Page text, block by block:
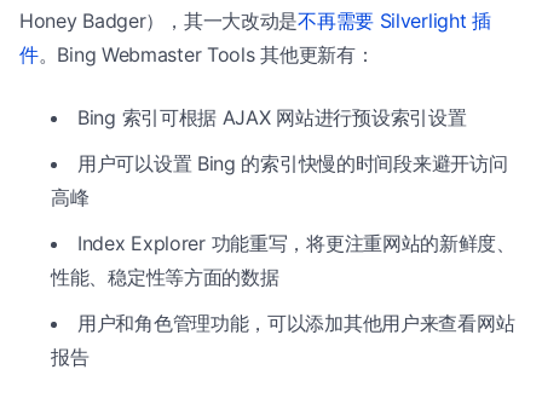
Honey Badger），其一大改动是不再需要 Silverlight 插
件。Bing Webmaster Tools 其他更新有：
Bing 索引可根据 AJAX 网站进行预设索引设置
用户可以设置 Bing 的索引快慢的时间段来避开访问
高峰
Index Explorer 功能重写，将更注重网站的新鲜度、
性能、稳定性等方面的数据
用户和角色管理功能，可以添加其他用户来查看网站
报告